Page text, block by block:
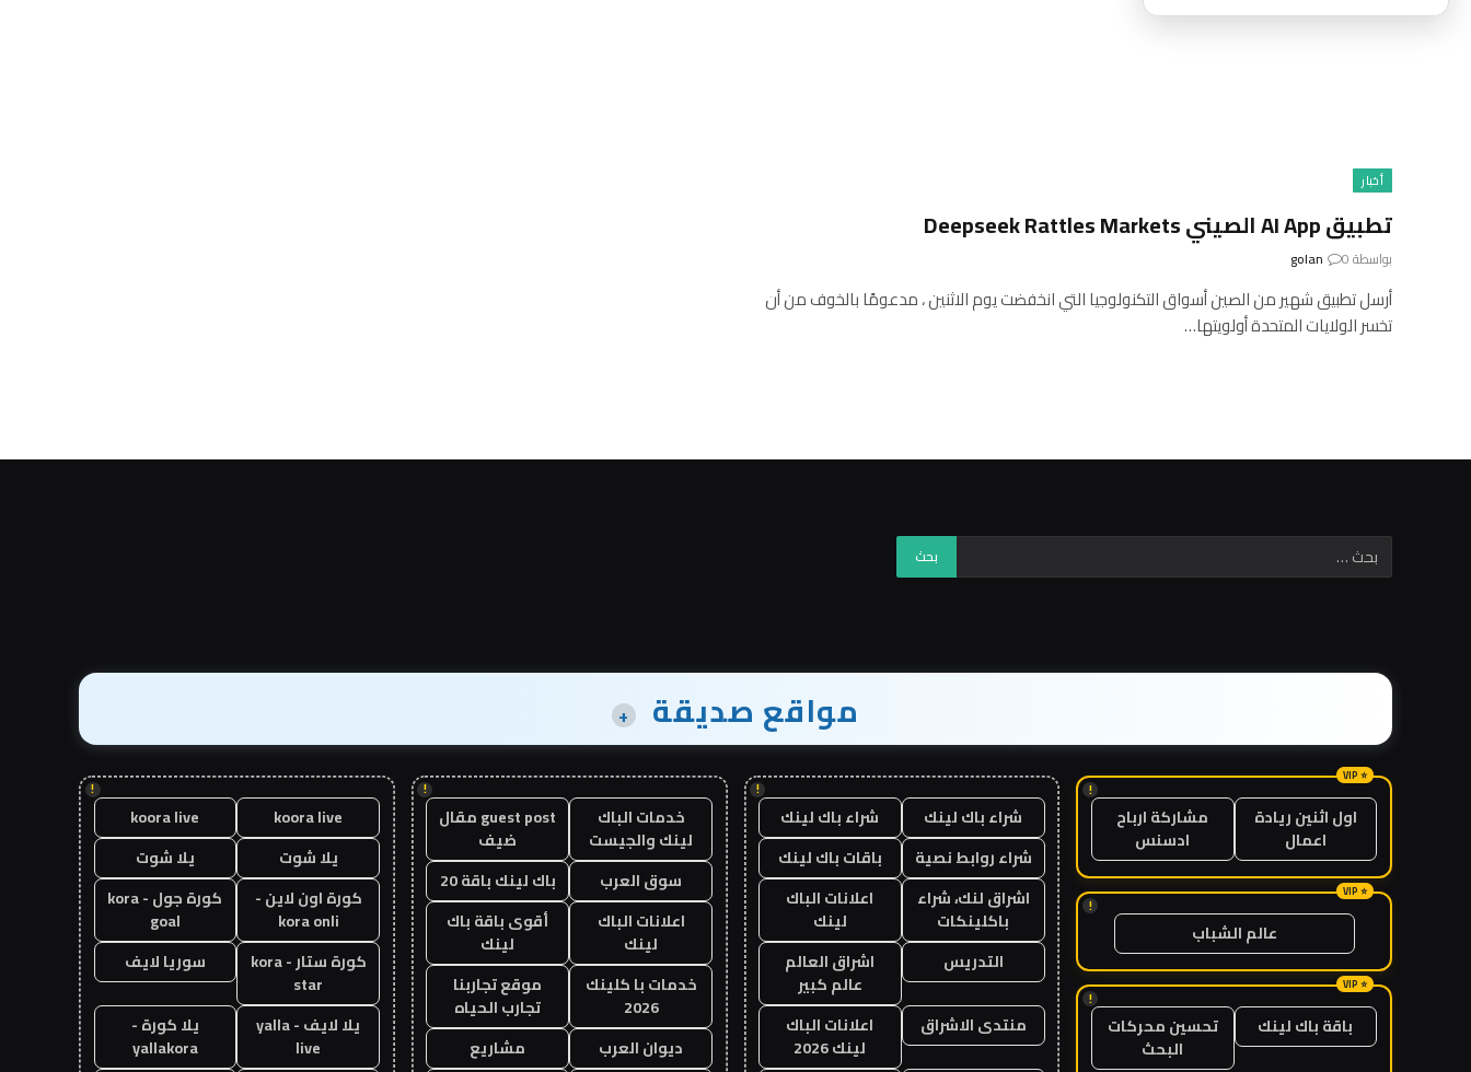
أخبار
تطبيق AI App الصيني Deepseek Rattles Markets
بواسطة golan 0
أرسل تطبيق شهير من الصين أسواق التكنولوجيا التي انخفضت يوم الاثنين ، مدعومًا بالخوف من أن
تخسر الولايات المتحدة أولويتها…
مواقع صديقة +
!
اول اثنين ريادة
اعمال
مشاركة ارباح
ادسنس
!
عالم الشباب
!
باقة باك لينك
تحسين محركات
البحث
!
شراء باك لينك
شراء باك لينك
شراء روابط نصية
باقات باك لينك
اشراق لنك، شراء
باكلينكات
اعلانات الباك
لينك
التدريس
اشراق العالم
عالم كبير
منتدى الاشراق
اعلانات الباك
لينك 2026
!
خدمات الباك
لينك والجيست
guest post مقال
ضيف
سوق العرب
باك لينك باقة 20
اعلانات الباك
لينك
أقوى باقة باك
لينك
خدمات با كلينك
2026
موقع تجاربنا
تجارب الحياه
ديوان العرب
مشاريع
!
koora live
koora live
يلا شوت
يلا شوت
كورة اون لاين -
kora onli
كورة جول - kora
goal
كورة ستار - kora
star
سوريا لايف
يلا لايف - yalla
live
يلا كورة -
yallakora